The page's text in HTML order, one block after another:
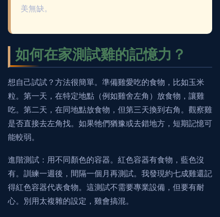
美無缺。
如何在家測試雞的記憶力？
想自己試試？方法很簡單。準備雞愛吃的食物，比如玉米
粒。第一天，在特定地點（例如雞舍左角）放食物，讓雞
吃。第二天，在同地點放食物，但第三天換到右角。觀察雞
是否直接去左角找。如果牠們猶豫或去錯地方，短期記憶可
能較弱。
進階測試：用不同顏色的容器。紅色容器有食物，藍色沒
有。訓練一週後，間隔一個月再測試。我發現約七成雞還記
得紅色容器代表食物。這測試不需要專業設備，但要有耐
心。別用太複雜的設定，雞會搞混。